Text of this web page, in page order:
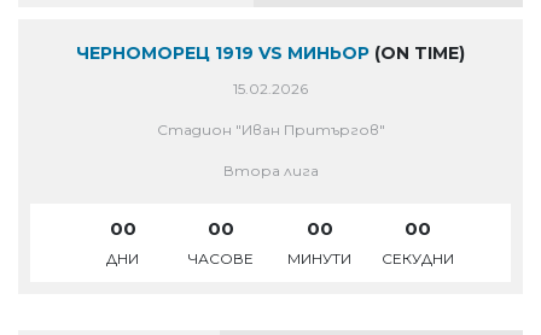
ЧЕРНОМОРЕЦ 1919 VS МИНЬОР (ON TIME)
15.02.2026
Стадион "Иван Притъргов"
Втора лига
00
ДНИ
00
ЧАСОВЕ
00
МИНУТИ
00
СЕКУДНИ